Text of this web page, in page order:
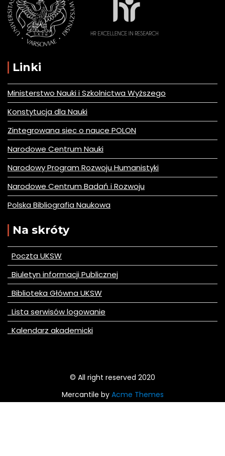
Linki
Ministerstwo Nauki i Szkolnictwa Wyższego
Konstytucja dla Nauki
Zintegrowana siec o nauce POLON
Narodowe Centrum Nauki
Narodowy Program Rozwoju Humanistyki
Narodowe Centrum Badań i Rozwoju
Polska Bibliografia Naukowa
Na skróty
Poczta UKSW
Biuletyn informacji Publicznej
Biblioteka Główna UKSW
Lista serwisów logowanie
Kalendarz akademicki
© All right reserved 2020
Mercantile by Acme Themes